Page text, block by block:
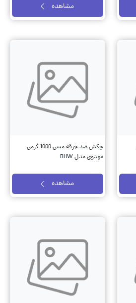
مشاهده
چکش ضد جرقه مسی 1000 گرمی
مهدوی مدل BHW
مشاهده